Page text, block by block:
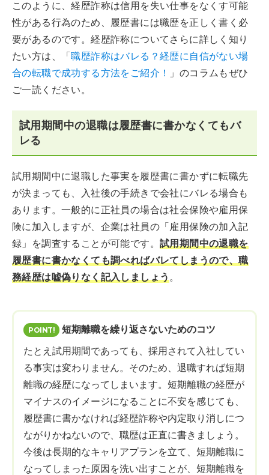
このように、経歴詐称は信用を失い仕事をなくす可能
性がある行為のため、履歴書には職歴を正しく書く必
要があるのです。経歴詐称についてさらに詳しく知り
たい方は、「職歴詐称はバレる？経歴に自信がない場
合の転職で成功する方法をご紹介！
」のコラムもぜひ
ご一読ください。
試用期間中の退職は履歴書に書かなくてもバ
レる
試用期間中に退職した事実を履歴書に書かずに転職先
が決まっても、入社後の手続きで会社にバレる場合も
あります。一般的に正社員の場合は社会保険や雇用保
険に加入しますが、企業は社員の「雇用保険の加入記
録」を調査することが可能です。 試用期間中の退職を
履歴書に書かなくても調べればバレてしまうので、職
務経歴は嘘偽りなく記入しましょう。
短期離職を繰り返さないためのコツ
たとえ試用期間であっても、採用されて入社してい
る事実は変わりません。そのため、退職すれば短期
離職の経歴になってしまいます。短期離職の経歴が
マイナスのイメージになることに不安を感じても、
履歴書に書かなければ経歴詐称や内定取り消しにつ
ながりかねないので、職歴は正直に書きましょう。
今後は長期的なキャリアプランを立て、短期離職に
なってしまった原因を洗い出すことが、短期離職を